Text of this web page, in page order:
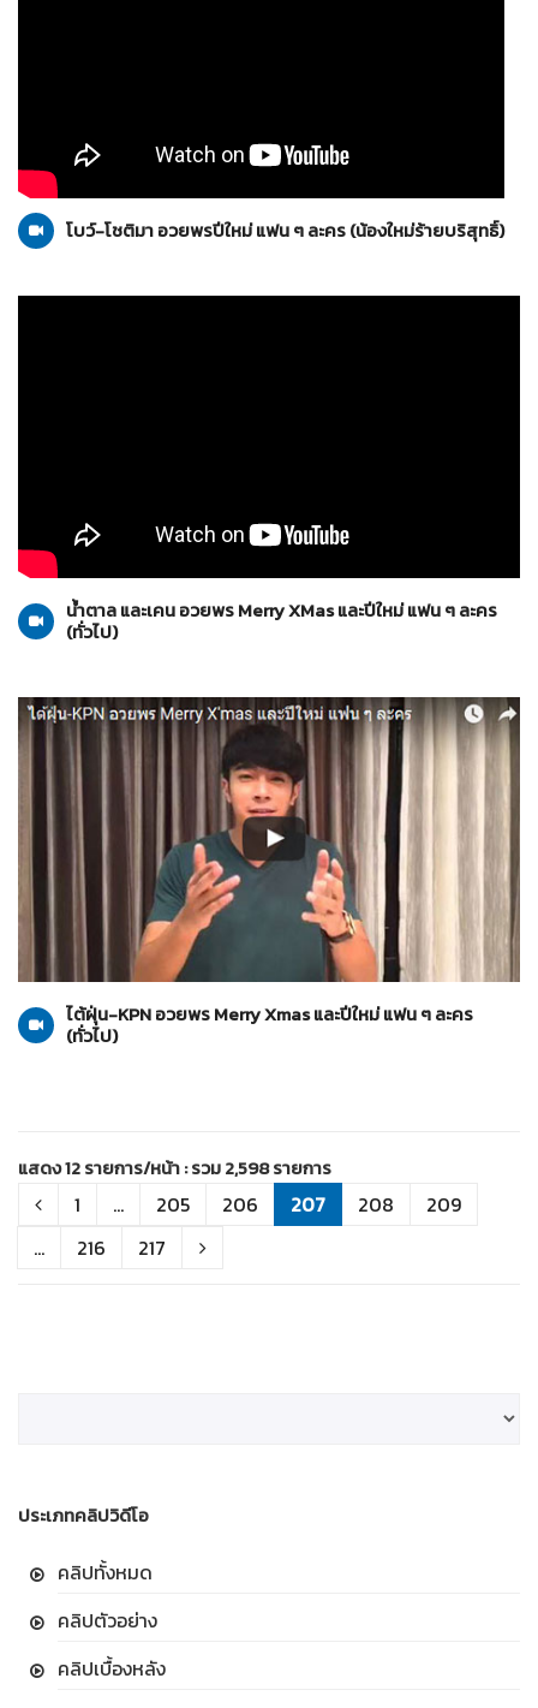
10-01-2559
โบว์-โชติมา อวยพรปีใหม่ แฟน ๆ ละคร (น้องใหม่ร้ายบริสุทธิ์)
10-01-2559
น้ำตาล และเคน อวยพร Merry XMas และปีใหม่ แฟน ๆ ละคร
(ทั่วไป)
10-01-2559
ไต้ฝุ่น-KPN อวยพร Merry Xmas และปีใหม่ แฟน ๆ ละคร
(ทั่วไป)
แสดง 12 รายการ/หน้า : รวม 2,598 รายการ
1 ... 205 206 207 208
209
...
216 217
ประเภทคลิปวิดีโอ
คลิปทั้งหมด
คลิปตัวอย่าง
คลิปเบื้องหลัง